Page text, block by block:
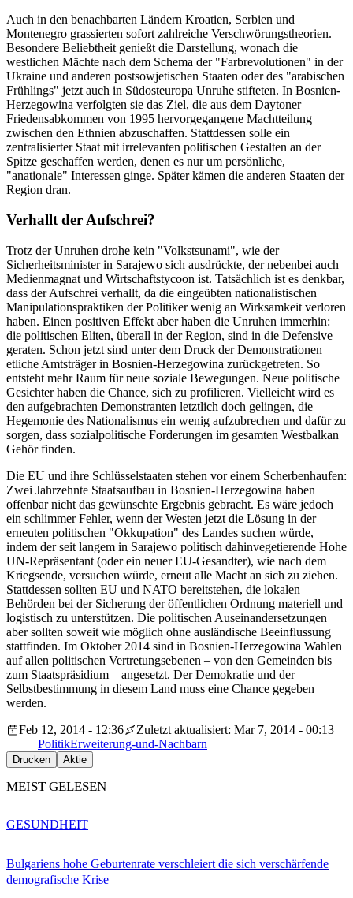
Auch in den benachbarten Ländern Kroatien, Serbien und
Montenegro grassierten sofort zahlreiche Verschwörungstheorien.
Besondere Beliebtheit genießt die Darstellung, wonach die
westlichen Mächte nach dem Schema der "Farbrevolutionen" in der
Ukraine und anderen postsowjetischen Staaten oder des "arabischen
Frühlings" jetzt auch in Südosteuropa Unruhe stifteten. In Bosnien-
Herzegowina verfolgten sie das Ziel, die aus dem Daytoner
Friedensabkommen von 1995 hervorgegangene Machtteilung
zwischen den Ethnien abzuschaffen. Stattdessen solle ein
zentralisierter Staat mit irrelevanten politischen Gestalten an der
Spitze geschaffen werden, denen es nur um persönliche,
"anationale" Interessen ginge. Später kämen die anderen Staaten der
Region dran.
Verhallt der Aufschrei?
Trotz der Unruhen drohe kein "Volkstsunami", wie der
Sicherheitsminister in Sarajewo sich ausdrückte, der nebenbei auch
Medienmagnat und Wirtschaftstycoon ist. Tatsächlich ist es denkbar,
dass der Aufschrei verhallt, da die eingeübten nationalistischen
Manipulationspraktiken der Politiker wenig an Wirksamkeit verloren
haben. Einen positiven Effekt aber haben die Unruhen immerhin:
die politischen Eliten, überall in der Region, sind in die Defensive
geraten. Schon jetzt sind unter dem Druck der Demonstrationen
etliche Amtsträger in Bosnien-Herzegowina zurückgetreten. So
entsteht mehr Raum für neue soziale Bewegungen. Neue politische
Gesichter haben die Chance, sich zu profilieren. Vielleicht wird es
den aufgebrachten Demonstranten letztlich doch gelingen, die
Hegemonie des Nationalismus ein wenig aufzubrechen und dafür zu
sorgen, dass sozialpolitische Forderungen im gesamten Westbalkan
Gehör finden.
Die EU und ihre Schlüsselstaaten stehen vor einem Scherbenhaufen:
Zwei Jahrzehnte Staatsaufbau in Bosnien-Herzegowina haben
offenbar nicht das gewünschte Ergebnis gebracht. Es wäre jedoch
ein schlimmer Fehler, wenn der Westen jetzt die Lösung in der
erneuten politischen "Okkupation" des Landes suchen würde,
indem der seit langem in Sarajewo politisch dahinvegetierende Hohe
UN-Repräsentant (oder ein neuer EU-Gesandter), wie nach dem
Kriegsende, versuchen würde, erneut alle Macht an sich zu ziehen.
Stattdessen sollten EU und NATO bereitstehen, die lokalen
Behörden bei der Sicherung der öffentlichen Ordnung materiell und
logistisch zu unterstützen. Die politischen Auseinandersetzungen
aber sollten soweit wie möglich ohne ausländische Beeinflussung
stattfinden. Im Oktober 2014 sind in Bosnien-Herzegowina Wahlen
auf allen politischen Vertretungsebenen – von den Gemeinden bis
zum Staatspräsidium – angesetzt. Der Demokratie und der
Selbstbestimmung in diesem Land muss eine Chance gegeben
werden.
Feb 12, 2014 - 12:36
Zuletzt aktualisiert: Mar 7, 2014 - 00:13
PolitikErweiterung-und-Nachbarn
Drucken Aktie
MEIST GELESEN
Bulgariens hohe Geburtenrate verschleiert die sich verschärfende
demografische Krise
GESUNDHEIT